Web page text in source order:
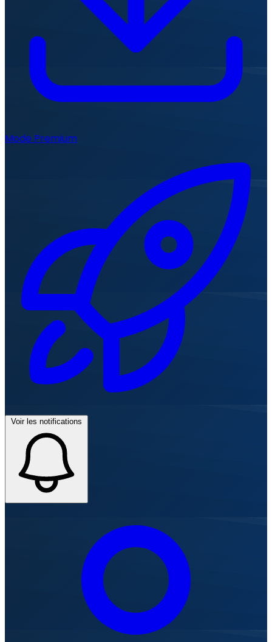
Mode Premium
Voir les notifications